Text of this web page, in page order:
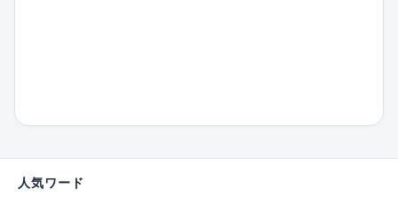
人気ワード